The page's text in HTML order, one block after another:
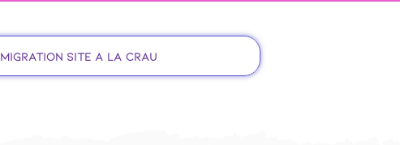
Migration site à la Crau